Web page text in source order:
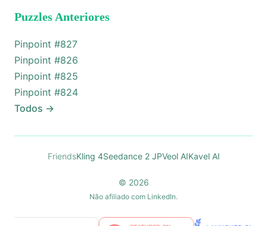
Puzzles Anteriores
Pinpoint #827
Pinpoint #826
Pinpoint #825
Pinpoint #824
Todos →
FriendsKling 4Seedance 2 JPVeol AIKavel AI
© 2026
Não afiliado com LinkedIn.